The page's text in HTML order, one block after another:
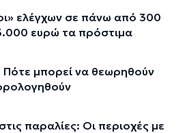
ελέγχων σε πάνω από 300
ευρώ τα πρόστιμα
Πότε μπορεί να θεωρηθούν
παραλίες: Οι περιοχές με